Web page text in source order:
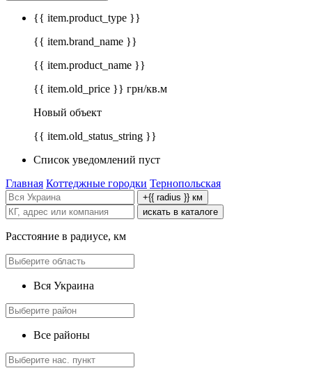
{{ item.product_type }}
{{ item.brand_name }}
{{ item.product_name }}
{{ item.old_price }} грн/кв.м
Новый объект
{{ item.old_status_string }}
Список уведомлений пуст
Главная Коттеджные городки Тернопольская
+{{ radius }} км
искать в каталоге
Расстояние в радиусе, км
Вся Украина
Все районы